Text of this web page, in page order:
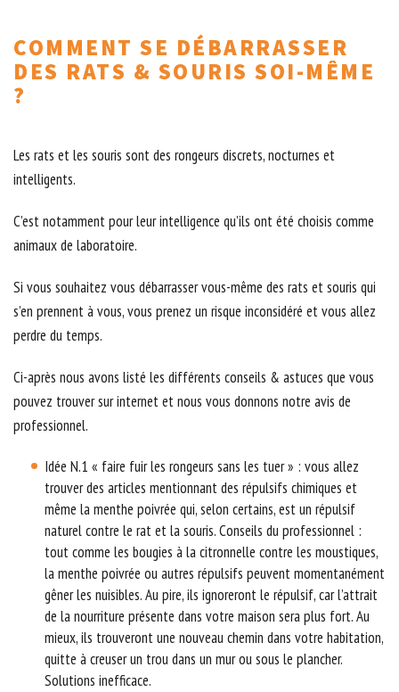
COMMENT SE DÉBARRASSER
DES RATS & SOURIS SOI-MÊME
?
Les rats et les souris sont des rongeurs discrets, nocturnes et
intelligents.
C’est notamment pour leur intelligence qu’ils ont été choisis comme
animaux de laboratoire.
Si vous souhaitez vous débarrasser vous-même des rats et souris qui
s’en prennent à vous, vous prenez un risque inconsidéré et vous allez
perdre du temps.
Ci-après nous avons listé les différents conseils & astuces que vous
pouvez trouver sur internet et nous vous donnons notre avis de
professionnel.
Idée N.1 « faire fuir les rongeurs sans les tuer » : vous allez
trouver des articles mentionnant des répulsifs chimiques et
même la menthe poivrée qui, selon certains, est un répulsif
naturel contre le rat et la souris. Conseils du professionnel :
tout comme les bougies à la citronnelle contre les moustiques,
la menthe poivrée ou autres répulsifs peuvent momentanément
gêner les nuisibles. Au pire, ils ignoreront le répulsif, car l’attrait
de la nourriture présente dans votre maison sera plus fort. Au
mieux, ils trouveront une nouveau chemin dans votre habitation,
quitte à creuser un trou dans un mur ou sous le plancher.
Solutions inefficace.